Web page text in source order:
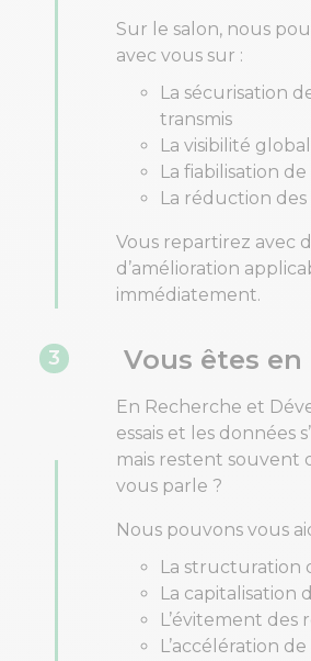
Sur le salon, nous
avec vous sur :
La sécurisation
transmis
La visibilité
La fiabilisation
La réduction
Vous repartirez avec
d’amélioration
immédiatement.
3 Vous êtes en
En Recherche et
essais et les données
mais restent souvent
vous parle ?
Nous pouvons vous
La structuration
La capitalisation
L’évitement des
L’accélération